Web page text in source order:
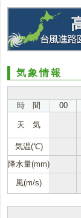
気象情報
時 間
00
天 気
気温(℃)
降水量(mm)
風(m/s)